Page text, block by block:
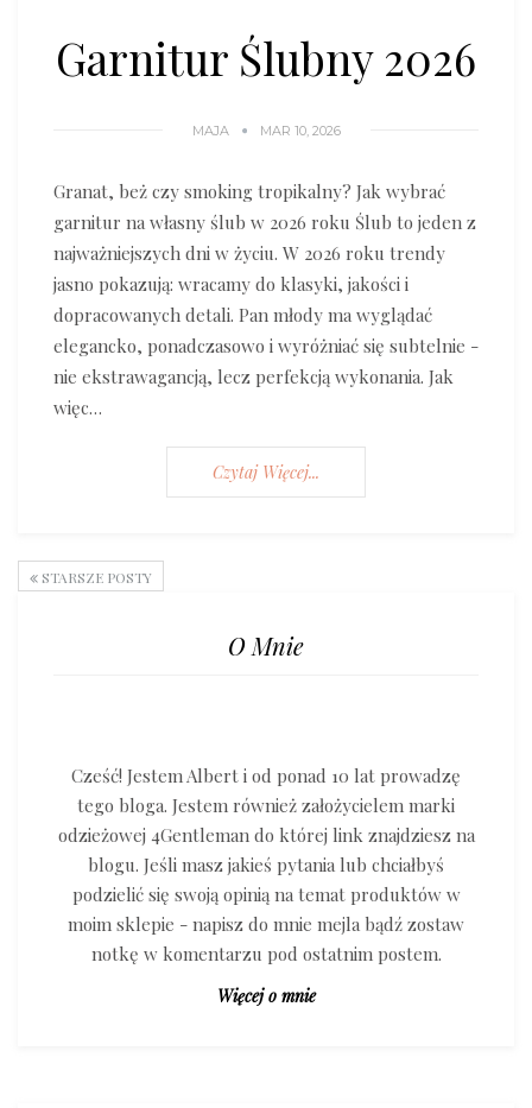
Garnitur Ślubny 2026
MAJA MAR 10, 2026
Granat, beż czy smoking tropikalny? Jak wybrać
garnitur na własny ślub w 2026 roku Ślub to jeden z
najważniejszych dni w życiu. W 2026 roku trendy
jasno pokazują: wracamy do klasyki, jakości i
dopracowanych detali. Pan młody ma wyglądać
elegancko, ponadczasowo i wyróżniać się subtelnie -
nie ekstrawagancją, lecz perfekcją wykonania. Jak
więc…
Czytaj Więcej...
STARSZE POSTY
O Mnie
Cześć! Jestem Albert i od ponad 10 lat prowadzę
tego bloga. Jestem również założycielem marki
odzieżowej 4Gentleman do której link znajdziesz na
blogu. Jeśli masz jakieś pytania lub chciałbyś
podzielić się swoją opinią na temat produktów w
moim sklepie - napisz do mnie mejla bądź zostaw
notkę w komentarzu pod ostatnim postem.
Więcej o mnie